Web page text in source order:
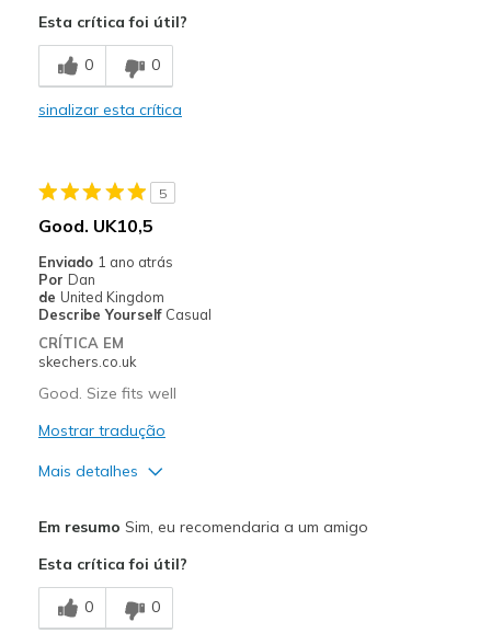
Poor Cushioning
Poor Quality
Sizing
Feels true to size
View On Shoes
Esta crítica foi útil?
0 0
sinalizar esta crítica
5
Good. UK10,5
Enviado 1 ano atrás
Por Dan
de United Kingdom
Describe Yourself Casual
CRÍTICA EM
skechers.co.uk
Good. Size fits well
Mostrar tradução
Mais detalhes
Melhores utilizações
Casual Wear
Em resumo Sim, eu recomendaria a um amigo
Esta crítica foi útil?
0 0